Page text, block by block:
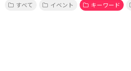
すべて
イベント キーワード